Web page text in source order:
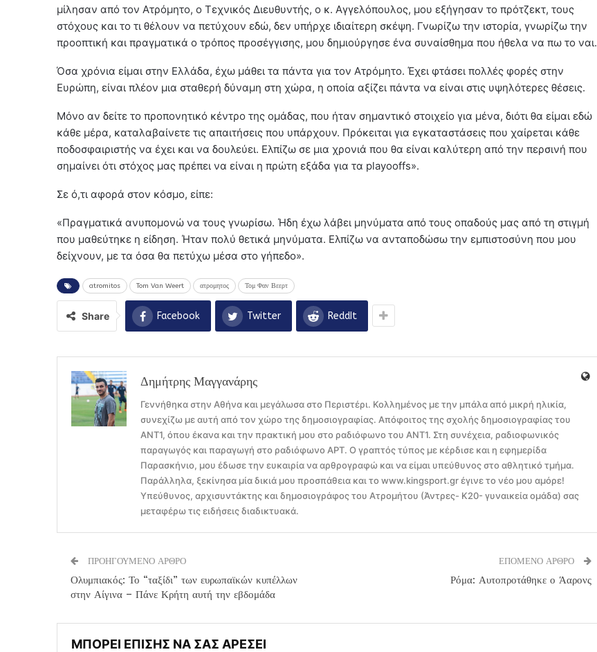
μίλησαν από τον Ατρόμητο, ο Τεχνικός Διευθυντής, ο κ. Αγγελόπουλος, μου εξήγησαν το πρότζεκτ, τους
στόχους και το τι θέλουν να πετύχουν εδώ, δεν υπήρχε ιδιαίτερη σκέψη. Γνωρίζω την ιστορία, γνωρίζω την
προοπτική και πραγματικά ο τρόπος προσέγγισης, μου δημιούργησε ένα συναίσθημα που ήθελα να πω το ναι.
Όσα χρόνια είμαι στην Ελλάδα, έχω μάθει τα πάντα για τον Ατρόμητο. Έχει φτάσει πολλές φορές στην
Ευρώπη, είναι πλέον μια σταθερή δύναμη στη χώρα, η οποία αξίζει πάντα να είναι στις υψηλότερες θέσεις.
Μόνο αν δείτε το προπονητικό κέντρο της ομάδας, που ήταν σημαντικό στοιχείο για μένα, διότι θα είμαι εδώ
κάθε μέρα, καταλαβαίνετε τις απαιτήσεις που υπάρχουν. Πρόκειται για εγκαταστάσεις που χαίρεται κάθε
ποδοσφαιριστής να έχει και να δουλεύει. Ελπίζω σε μια χρονιά που θα είναι καλύτερη από την περσινή που
σημαίνει ότι στόχος μας πρέπει να είναι η πρώτη εξάδα για τα playooffs».
Σε ό,τι αφορά στον κόσμο, είπε:
«Πραγματικά ανυπομονώ να τους γνωρίσω. Ήδη έχω λάβει μηνύματα από τους οπαδούς μας από τη στιγμή
που μαθεύτηκε η είδηση. Ήταν πολύ θετικά μηνύματα. Ελπίζω να ανταποδώσω την εμπιστοσύνη που μου
δείχνουν, με τα όσα θα πετύχω μέσα στο γήπεδο».
atromitos Tom Van Weert ατρομητος Τομ Φαν Βεερτ
Share Facebook Twitter ReddIt
Δημήτρης Μαγγανάρης
Γεννήθηκα στην Αθήνα και μεγάλωσα στο Περιστέρι. Κολλημένος με την μπάλα από μικρή ηλικία,
συνεχίζω με αυτή από τον χώρο της δημοσιογραφίας. Απόφοιτος της σχολής δημοσιογραφίας του
ΑΝΤ1, όπου έκανα και την πρακτική μου στο ραδιόφωνο του ΑΝΤ1. Στη συνέχεια, ραδιοφωνικός
παραγωγός και παραγωγή στο ραδιόφωνο ΑΡΤ. Ο γραπτός τύπος με κέρδισε και η εφημερίδα
Παρασκήνιο, μου έδωσε την ευκαιρία να αρθρογραφώ και να είμαι υπεύθυνος στο αθλητικό τμήμα.
Παράλληλα, ξεκίνησα μία δικιά μου προσπάθεια και το www.kingsport.gr έγινε το νέο μου αμόρε!
Υπεύθυνος, αρχισυντάκτης και δημοσιογράφος του Ατρομήτου (Άντρες- Κ20- γυναικεία ομάδα) σας
μεταφέρω τις ειδήσεις διαδικτυακά.
ΠΡΟΗΓΟΥΜΕΝΟ ΑΡΘΡΟ
Ολυμπιακός: Το “ταξίδι” των ευρωπαϊκών κυπέλλων
στην Αίγινα – Πάνε Κρήτη αυτή την εβδομάδα
ΕΠΟΜΕΝΟ ΑΡΘΡΟ
Ρόμα: Αυτοπροτάθηκε ο Άαρονς
ΜΠΟΡΕΙ ΕΠΙΣΗΣ ΝΑ ΣΑΣ ΑΡΕΣΕΙ